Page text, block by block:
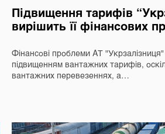
Підвищення тарифів
вирішить її фінансових
Фінансові проблеми АТ
підвищенням вантажних тарифів,
вантажних перевезеннях, а…